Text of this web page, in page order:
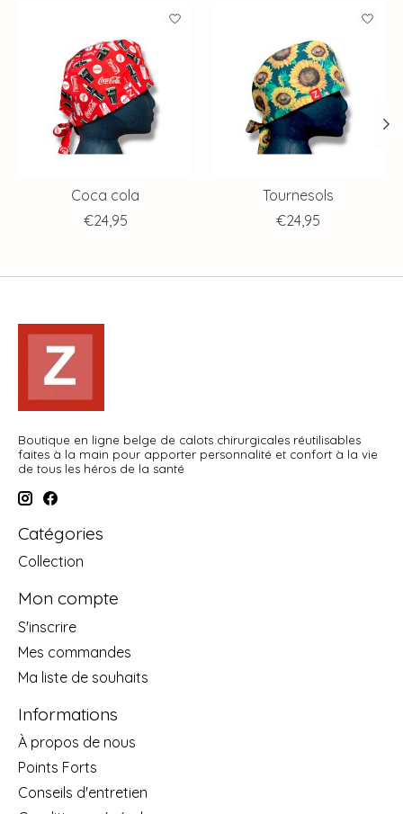
Articles du carrousel de produits
Coca cola
€24,95
Tournesols
€24,95
Boutique en ligne belge de calots chirurgicales réutilisables
faites à la main pour apporter personnalité et confort à la vie
de tous les héros de la santé
Catégories
Collection
Mon compte
S'inscrire
Mes commandes
Ma liste de souhaits
Informations
À propos de nous
Points Forts
Conseils d'entretien